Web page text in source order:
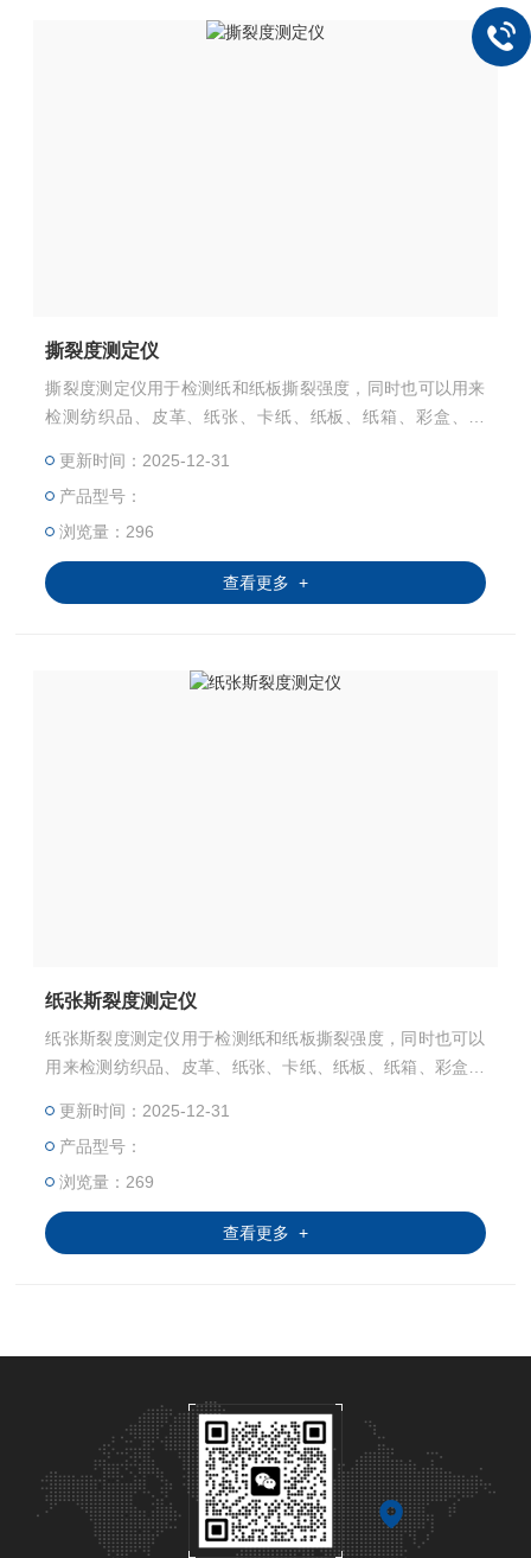
撕裂度测定仪
撕裂度测定仪用于检测纸和纸板撕裂强度，同时也可以用来
检测纺织品、皮革、纸张、卡纸、纸板、纸箱、彩盒、鞋
力。
更新时间：2025-12-31
产品型号：
浏览量：296
查看更多 +
纸张斯裂度测定仪
纸张斯裂度测定仪用于检测纸和纸板撕裂强度，同时也可以
用来检测纺织品、皮革、纸张、卡纸、纸板、纸箱、彩盒、
能力。
更新时间：2025-12-31
产品型号：
浏览量：269
查看更多 +